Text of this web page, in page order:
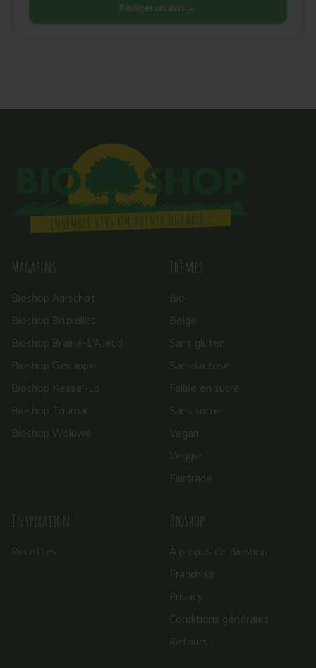
Rédiger un avis →
Magasins
Bioshop Aarschot
Bioshop Bruxelles
Bioshop Braine-L’Alleud
Bioshop Genappe
Bioshop Kessel-Lo
Bioshop Tournai
Bioshop Woluwe
Thèmes
Bio
Belge
Sans gluten
Sans lactose
Faible en sucre
Sans sucre
Vegan
Veggie
Fairtrade
Inspiration
Recettes
Bioshop
À propos de Bioshop
Franchise
Privacy
Conditions générales
Retours